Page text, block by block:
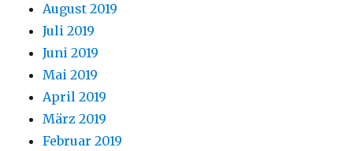
August 2019
Juli 2019
Juni 2019
Mai 2019
April 2019
März 2019
Februar 2019